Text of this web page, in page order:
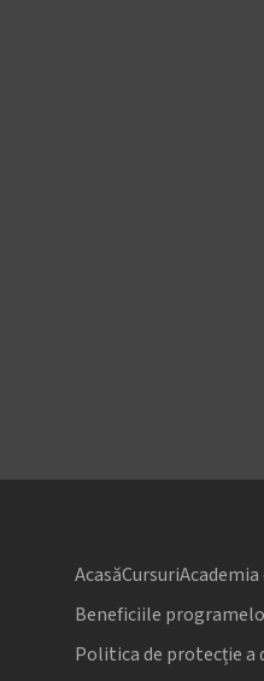
AcasăCursuriAcademia
Beneficiile
Politica de protecție a